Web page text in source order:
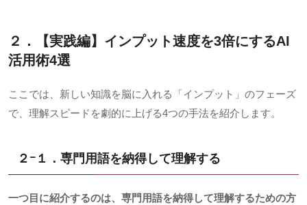
２．【実践編】インプット速度を3倍にするAI
活用術4選
ここでは、新しい知識を脳に入れる「インプット」のフェーズ
で、理解スピードを劇的に上げる4つの手法を紹介します。
２ｰ１．専門用語を納得して理解する
一つ目に紹介するのは、専門用語を納得して理解するための方